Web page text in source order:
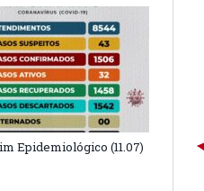
Epidemiológico (11.07)